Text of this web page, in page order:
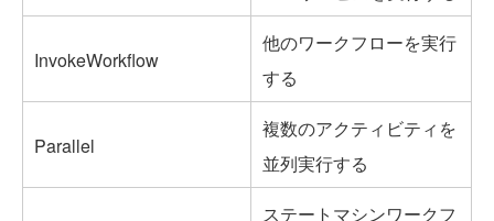
InvokeWorkflow
他のワークフローを実行
する
Parallel
複数のアクティビティを
並列実行する
ステートマシンワークフ